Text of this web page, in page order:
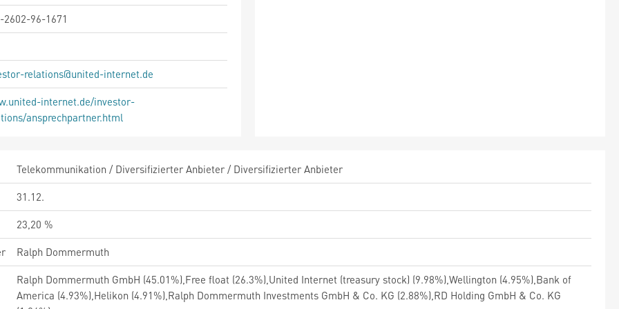
2602-96-1671
relations@united-internet.de
internet.de/investor-
ansprechpartner.html
Telekommunikation / Diversifizierter Anbieter / Diversifizierter Anbieter
31.12.
23,20 %
Ralph Dommermuth
Ralph Dommermuth GmbH (45.01%),Free float (26.3%),United Internet (treasury stock) (9.98%),Wellington (4.95%),Bank of
America (4.93%),Helikon (4.91%),Ralph Dommermuth Investments GmbH & Co. KG (2.88%),RD Holding GmbH & Co. KG